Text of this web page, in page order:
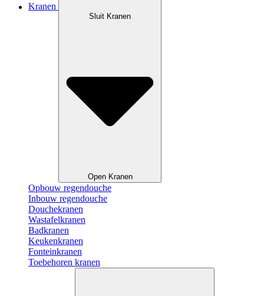
Kranen
Sluit Kranen
Open Kranen
Opbouw regendouche
Inbouw regendouche
Douchekranen
Wastafelkranen
Badkranen
Keukenkranen
Fonteinkranen
Toebehoren kranen